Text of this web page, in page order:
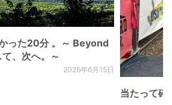
った20分 。～ Beyond
、次へ。～
2026年6月15日
当たって砕